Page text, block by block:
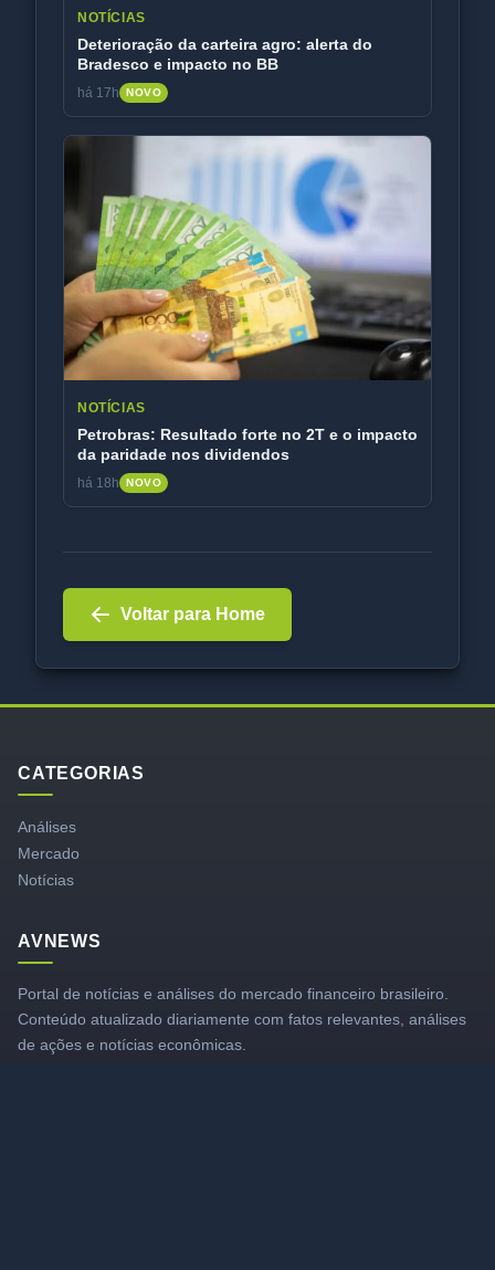
NOTÍCIAS
Deterioração da carteira agro: alerta do
Bradesco e impacto no BB
há 17h NOVO
NOTÍCIAS
Petrobras: Resultado forte no 2T e o impacto
da paridade nos dividendos
há 18h NOVO
Voltar para Home
CATEGORIAS
Análises
Mercado
Notícias
AVNEWS
Portal de notícias e análises do mercado financeiro brasileiro.
Conteúdo atualizado diariamente com fatos relevantes, análises
de ações e notícias econômicas.